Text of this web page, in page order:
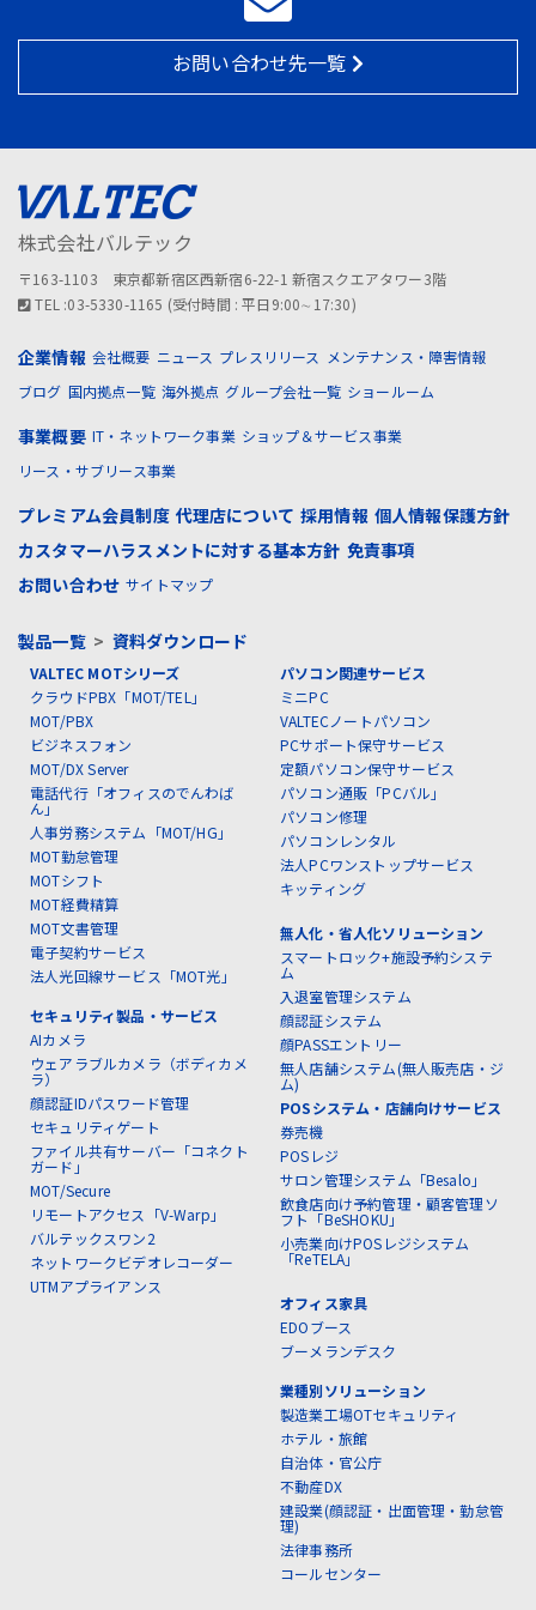
お問い合わせ先一覧
株式会社バルテック
〒163-1103 東京都新宿区西新宿6-22-1 新宿スクエアタワー3階
TEL :03-5330-1165 (受付時間 : 平日9:00∼17:30)
企業情報 会社概要 ニュース プレスリリース
メンテナンス・障害情報
ブログ 国内拠点一覧 海外拠点 グループ会社一覧 ショールーム
事業概要 IT・ネットワーク事業 ショップ＆サービス事業
リース・サブリース事業
プレミアム会員制度 代理店について 採用情報 個人情報保護方針
カスタマーハラスメントに対する基本方針 免責事項
お問い合わせ サイトマップ
製品一覧> 資料ダウンロード
VALTEC MOTシリーズ
クラウドPBX「MOT/TEL」
MOT/PBX
ビジネスフォン
MOT/DX Server
電話代行「オフィスのでんわば
ん」
人事労務システム「MOT/HG」
MOT勤怠管理
MOTシフト
MOT経費精算
MOT文書管理
電子契約サービス
法人光回線サービス「MOT光」
セキュリティ製品・サービス
AIカメラ
ウェアラブルカメラ（ボディカメ
ラ）
顔認証IDパスワード管理
セキュリティゲート
ファイル共有サーバー「コネクト
ガード」
MOT/Secure
リモートアクセス「V-Warp」
バルテックスワン2
ネットワークビデオレコーダー
UTMアプライアンス
パソコン関連サービス
ミニPC
VALTECノートパソコン
PCサポート保守サービス
定額パソコン保守サービス
パソコン通販「PCバル」
パソコン修理
パソコンレンタル
法人PCワンストップサービス
キッティング
無人化・省人化ソリューション
スマートロック+施設予約システ
ム
入退室管理システム
顔認証システム
顔PASSエントリー
無人店舗システム(無人販売店・ジ
ム)
POSシステム・店舗向けサービス
券売機
POSレジ
サロン管理システム「Besalo」
飲食店向け予約管理・顧客管理ソ
フト「BeSHOKU」
小売業向けPOSレジシステム
「ReTELA」
オフィス家具
EDOブース
ブーメランデスク
業種別ソリューション
製造業工場OTセキュリティ
ホテル・旅館
自治体・官公庁
不動産DX
建設業(顔認証・出面管理・勤怠管
理)
法律事務所
コールセンター